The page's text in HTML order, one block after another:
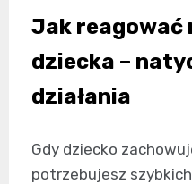
Jak reagować
dziecka –
działania
Gdy dziecko
potrzebujesz